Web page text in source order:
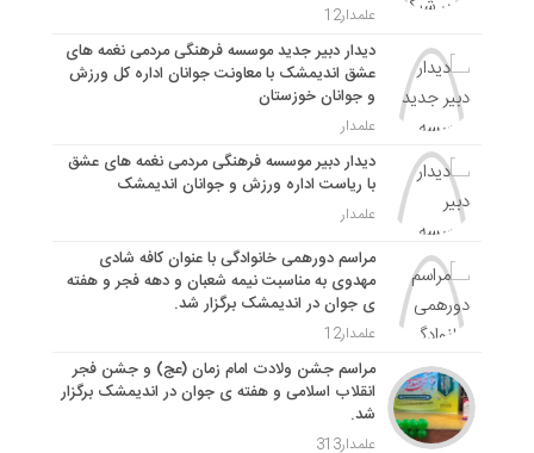
علمدار12
دیدار دبیر جدید موسسه فرهنگی مردمی نغمه های
عشق اندیمشک با معاونت جوانان اداره کل ورزش
و جوانان خوزستان
علمدار
دیدار دبیر موسسه فرهنگی مردمی نغمه های عشق
با ریاست اداره ورزش و جوانان اندیمشک
علمدار
مراسم دورهمی خانوادگی با عنوان کافه شادی
مهدوی به مناسبت نیمه شعبان و دهه فجر و هفته
ی جوان در اندیمشک برگزار شد.
علمدار12
مراسم جشن ولادت امام زمان (عج) و جشن فجر
انقلاب اسلامی و هفته ی جوان در اندیمشک برگزار
شد.
علمدار313